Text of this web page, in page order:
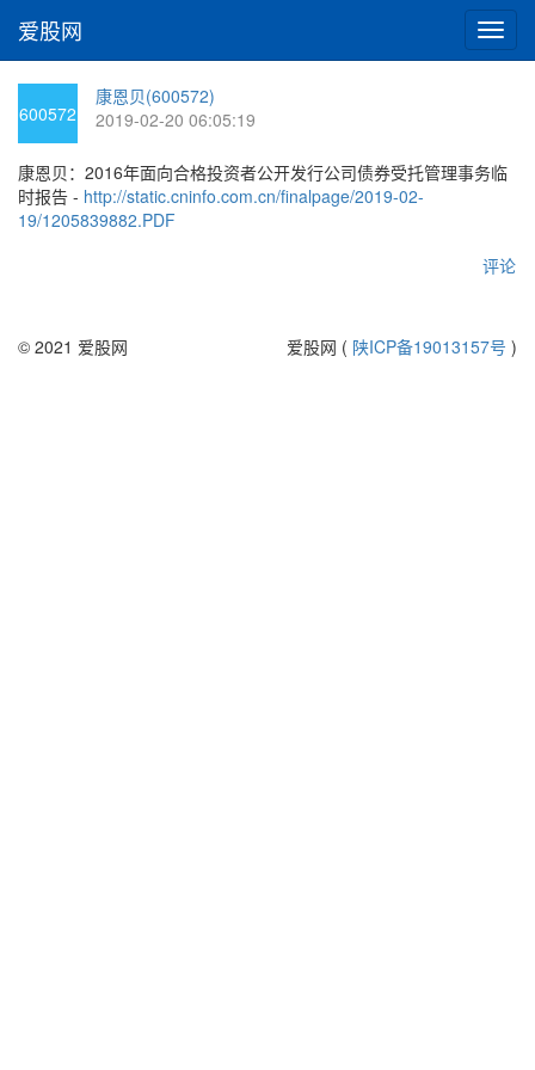
切
换
爱股网
600572
康恩贝(600572)
2019-02-20 06:05:19
康恩贝：2016年面向合格投资者公开发行公司债券受托管理事务临
时报告 - http://static.cninfo.com.cn/finalpage/2019-02-
19/1205839882.PDF
评论
© 2021 爱股网 爱股网 ( 陕ICP备19013157号 )